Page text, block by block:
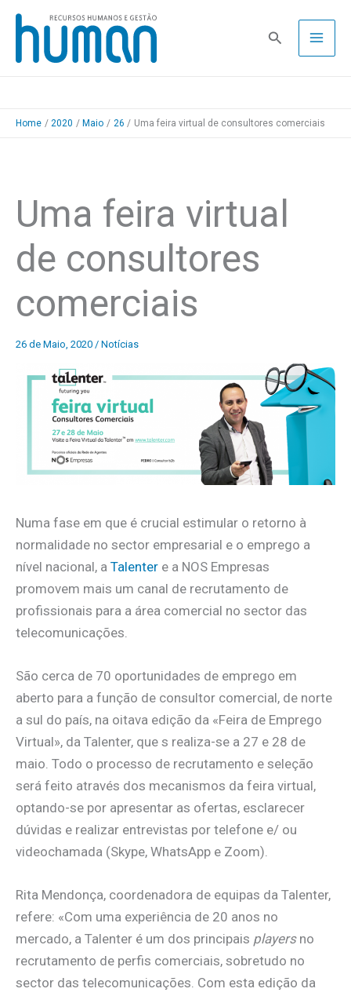
Skip
content
Pesquisa
Home 2020 Maio 26 Uma feira virtual de consultores comerciais
Uma feira virtual
de consultores
comerciais
26 de Maio, 2020 / Notícias
Numa fase em que é crucial estimular o retorno à
normalidade no sector empresarial e o emprego a
nível nacional, a Talenter e a NOS Empresas
promovem mais um canal de recrutamento de
profissionais para a área comercial no sector das
telecomunicações.
São cerca de 70 oportunidades de emprego em
aberto para a função de consultor comercial, de norte
a sul do país, na oitava edição da «Feira de Emprego
Virtual», da Talenter, que s realiza-se a 27 e 28 de
maio. Todo o processo de recrutamento e seleção
será feito através dos mecanismos da feira virtual,
optando-se por apresentar as ofertas, esclarecer
dúvidas e realizar entrevistas por telefone e/ ou
videochamada (Skype, WhatsApp e Zoom).
Rita Mendonça, coordenadora de equipas da Talenter,
refere: «Com uma experiência de 20 anos no
mercado, a Talenter é um dos principais playersno
recrutamento de perfis comerciais, sobretudo no
sector das telecomunicações. Com esta edição da